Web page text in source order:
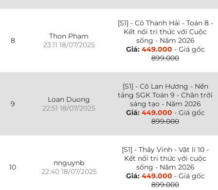
8
Thon Phạm
23:11 18/07/2025
[S1] - Cô Thanh Hải - Toán 8 -
Kết nối tri thức với Cuộc
sống - Năm 2026
Giá: 449.000 - Giá gốc
899.000
9
Loan Duong
22:51 18/07/2025
[S1] - Cô Lan Hương - Nền
tảng SGK Toán 9 - Chân trời
sáng tạo - Năm 2026
Giá: 449.000 - Giá gốc
899.000
10
nnguynb
22:40 18/07/2025
[S1] - Thầy Vinh - Vật lí 10 -
Kết nối tri thức với cuộc
sống - Năm 2026
Giá: 449.000 - Giá gốc
899.000